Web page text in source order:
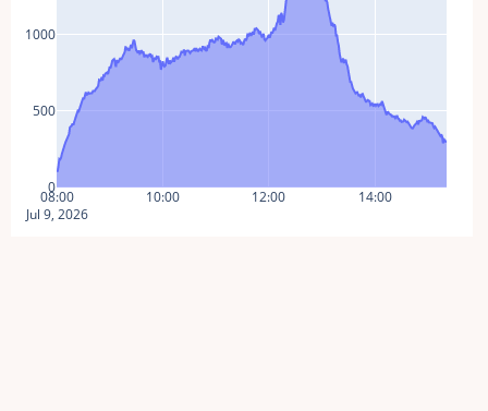
08:00
Jul 9, 2026
10:00 12:00 14:00
0
500
1000